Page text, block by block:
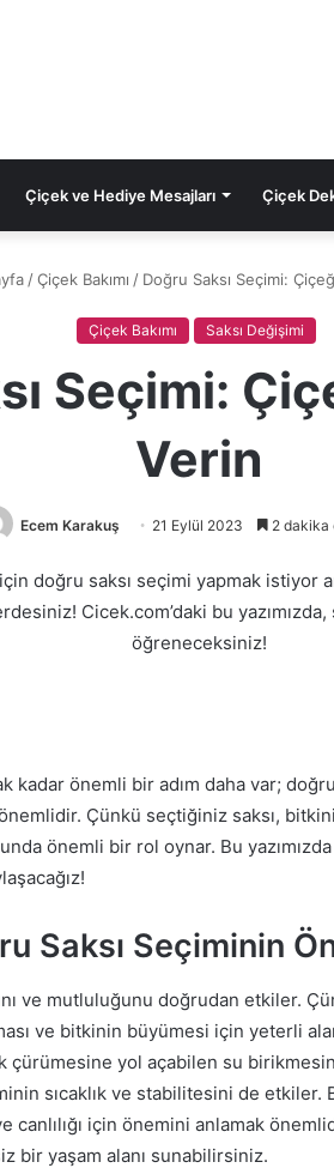
Çiçek ve Hediye Mesajları Çiçek
/Çiçek Bakımı / Doğru Saksı Seçimi:
Çiçek Bakımı Saksı Değişimi
Seçimi:
Verin
Ecem Karakuş 21 Eylül 2023 2 dakika
doğru saksı seçimi yapmak istiyor
Cicek.com’daki bu yazımızda,
öğreneceksiniz!
kadar önemli bir adım daha var;
Çünkü seçtiğiniz saksı,
önemli bir rol oynar. Bu
Saksı Seçiminin
ve mutluluğunu doğrudan etkiler.
ve bitkinin büyümesi için yeterli
çürümesine yol açabilen su
sıcaklık ve stabilitesini de etkiler.
canlılığı için önemini anlamak
bir yaşam alanı sunabilirsiniz.